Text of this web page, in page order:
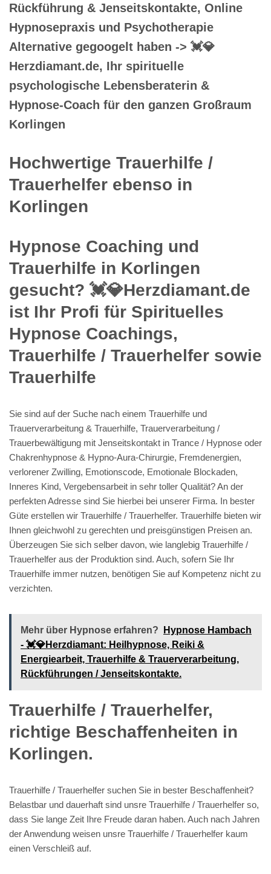
Rückführung & Jenseitskontakte, Online
Hypnosepraxis und Psychotherapie
Alternative gegoogelt haben -> 💓️💎
Herzdiamant.de, Ihr spirituelle
psychologische Lebensberaterin &
Hypnose-Coach für den ganzen Großraum
Korlingen
Hochwertige Trauerhilfe /
Trauerhelfer ebenso in
Korlingen
Hypnose Coaching und
Trauerhilfe in Korlingen
gesucht? 💓️💎Herzdiamant.de
ist Ihr Profi für Spirituelles
Hypnose Coachings,
Trauerhilfe / Trauerhelfer sowie
Trauerhilfe
Sie sind auf der Suche nach einem Trauerhilfe und
Trauerverarbeitung & Trauerhilfe, Trauerverarbeitung /
Trauerbewältigung mit Jenseitskontakt in Trance / Hypnose oder
Chakrenhypnose & Hypno-Aura-Chirurgie, Fremdenergien,
verlorener Zwilling, Emotionscode, Emotionale Blockaden,
Inneres Kind, Vergebensarbeit in sehr toller Qualität? An der
perfekten Adresse sind Sie hierbei bei unserer Firma. In bester
Güte erstellen wir Trauerhilfe / Trauerhelfer. Trauerhilfe bieten wir
Ihnen gleichwohl zu gerechten und preisgünstigen Preisen an.
Überzeugen Sie sich selber davon, wie langlebig Trauerhilfe /
Trauerhelfer aus der Produktion sind. Auch, sofern Sie Ihr
Trauerhilfe immer nutzen, benötigen Sie auf Kompetenz nicht zu
verzichten.
Mehr über Hypnose erfahren?
Hypnose Hambach
- 💓️💎Herzdiamant: Heilhypnose, Reiki &
Energiearbeit, Trauerhilfe & Trauerverarbeitung,
Rückführungen / Jenseitskontakte.
Trauerhilfe / Trauerhelfer,
richtige Beschaffenheiten in
Korlingen.
Trauerhilfe / Trauerhelfer suchen Sie in bester Beschaffenheit?
Belastbar und dauerhaft sind unsre Trauerhilfe / Trauerhelfer so,
dass Sie lange Zeit Ihre Freude daran haben. Auch nach Jahren
der Anwendung weisen unsre Trauerhilfe / Trauerhelfer kaum
einen Verschleiß auf.